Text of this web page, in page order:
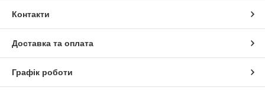
Контакти
Доставка та оплата
Графік роботи